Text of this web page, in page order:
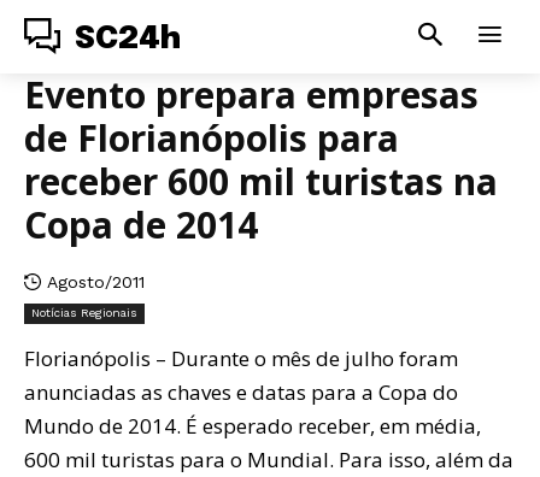
SC24h
Evento prepara empresas
de Florianópolis para
receber 600 mil turistas na
Copa de 2014
Agosto/2011
Notícias Regionais
Florianópolis – Durante o mês de julho foram
anunciadas as chaves e datas para a Copa do
Mundo de 2014. É esperado receber, em média,
600 mil turistas para o Mundial. Para isso, além da